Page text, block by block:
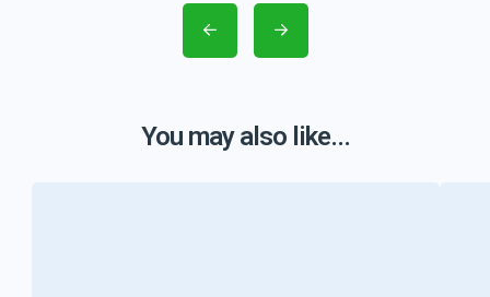
You may also like...